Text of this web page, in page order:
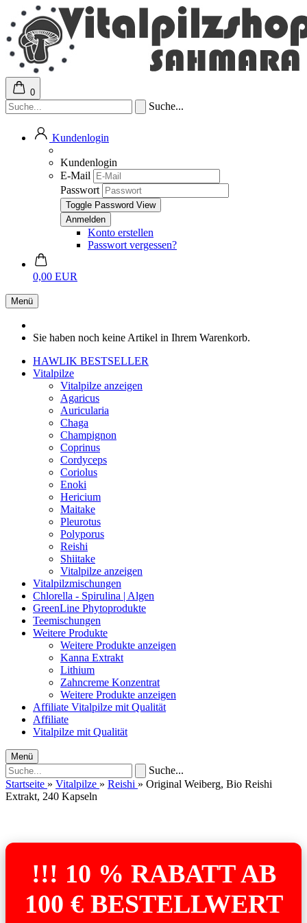
0
Suche...
Kundenlogin
Kundenlogin
E-Mail
Passwort
Toggle Password View
Konto erstellen
Passwort vergessen?
0,00 EUR
Menü
Sie haben noch keine Artikel in Ihrem Warenkorb.
HAWLIK BESTSELLER
Vitalpilze
Vitalpilze anzeigen
Agaricus
Auricularia
Chaga
Champignon
Coprinus
Cordyceps
Coriolus
Enoki
Hericium
Maitake
Pleurotus
Polyporus
Reishi
Shiitake
Vitalpilze anzeigen
Vitalpilzmischungen
Chlorella - Spirulina | Algen
GreenLine Phytoprodukte
Teemischungen
Weitere Produkte
Weitere Produkte anzeigen
Kanna Extrakt
Lithium
Zahncreme Konzentrat
Weitere Produkte anzeigen
Affiliate Vitalpilze mit Qualität
Affiliate
Vitalpilze mit Qualität
Menü
Suche...
Startseite » Vitalpilze » Reishi » Original Weiberg, Bio Reishi
Extrakt, 240 Kapseln
!!! 10 % RABATT AB
100 € BESTELLWERT